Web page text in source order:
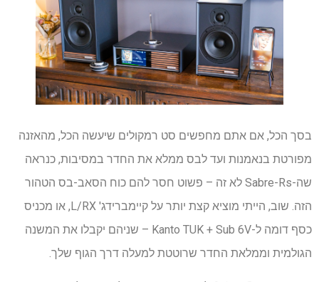
בסך הכל, אם אתם מחפשים סט רמקולים שיעשה הכל, מהאזנה
מפורטת בנאמנות ועד לבס ממלא את החדר במסיבות, כנראה
שה-Sabre-Rs לא זה – פשוט חסר להם כוח הסאב-בס הטהור
הזה. שוב, הייתי מוציא קצת יותר על קיימברידג' L/RX, או מכניס
כסף דומה ל-Kanto TUK + Sub 6V – שניהם יקבלו את המשנה
הגולמית וממלאת החדר שרוטטת למעלה דרך הגוף שלך.